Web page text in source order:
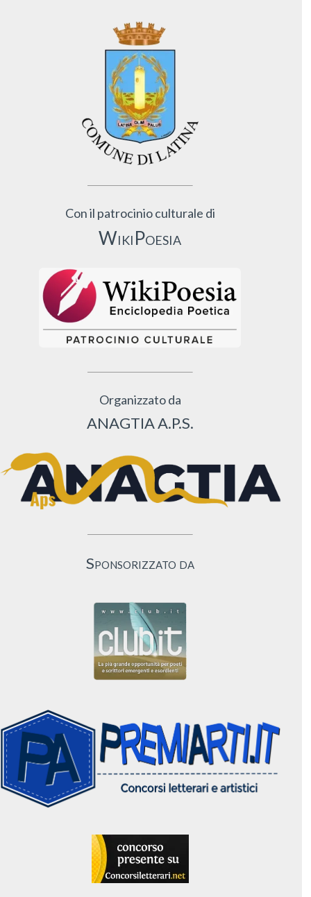
Con il patrocinio culturale di
WikiPoesia
Organizzato da
ANAGTIA A.P.S.
Sponsorizzato da